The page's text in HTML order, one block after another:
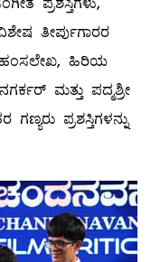
ತೀರ್ಪುಗಾರರ
ಹಂಸಲೇಖ, ಹಿರಿಯ
ಮತ್ತು ಪದ್ಮಶ್ರೀ
ಪ್ರಶಸ್ತಿಗಳನ್ನು